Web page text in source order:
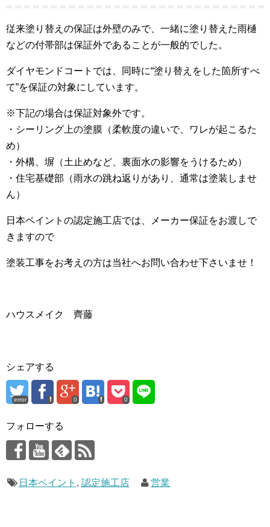
従来塗り替えの保証は外壁のみで、一緒に塗り替えた雨樋
などの付帯部は保証外であることが一般的でした。
ダイヤモンドコートでは、同時に“塗り替えをした箇所すべ
て”を保証の対象にしています。
※下記の場合は保証対象外です。
・シーリング上の塗膜（柔軟度の違いで、ワレが起こるた
め）
・外構、塀（土止めなど、裏面水の影響をうけるため）
・住宅基礎部（雨水の跳ね返りがあり、通常は塗装しませ
ん）
日本ペイントの認定施工店では、メーカー保証をお渡しで
きますので
塗装工事をお考えの方は当社へお問い合わせ下さいませ！
ハウスメイク 齊藤
シェアする
error 0 0
フォローする
日本ペイント , 認定施工店 営業